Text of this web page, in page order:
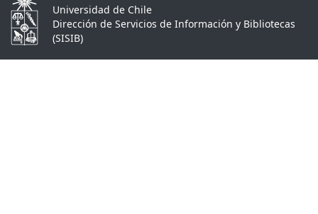
Universidad de Chile
Dirección de Servicios de Información y Bibliotecas
(SISIB)